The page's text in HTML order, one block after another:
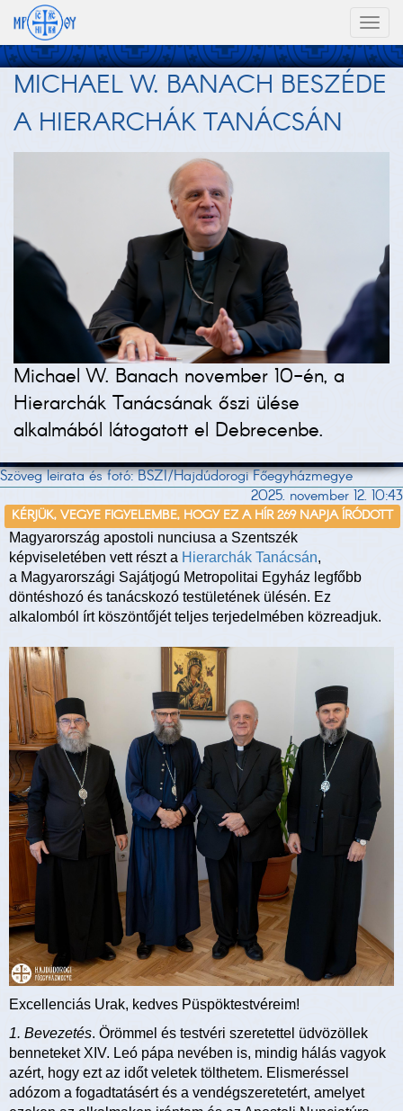
MICHAEL W. BANACH BESZÉDE
A HIERARCHÁK TANÁCSÁN
Michael W. Banach november 10-én, a
Hierarchák Tanácsának őszi ülése
alkalmából látogatott el Debrecenbe.
Szöveg leirata és fotó: BSZI/Hajdúdorogi Főegyházmegye
2025. november 12. 10:43
KÉRJÜK, VEGYE FIGYELEMBE, HOGY EZ A HÍR 269 NAPJA ÍRÓDOTT
Magyarország apostoli nunciusa a Szentszék
képviseletében vett részt a Hierarchák Tanácsán,
a Magyarországi Sajátjogú Metropolitai Egyház legfőbb
döntéshozó és tanácskozó testületének ülésén. Ez
alkalomból írt köszöntőjét teljes terjedelmében közreadjuk.
Excellenciás Urak, kedves Püspöktestvéreim!
1. Bevezetés. Örömmel és testvéri szeretettel üdvözöllek
benneteket XIV. Leó pápa nevében is, mindig hálás vagyok
azért, hogy ezt az időt veletek tölthetem. Elismeréssel
adózom a fogadtatásért és a vendégszeretetért, amelyet